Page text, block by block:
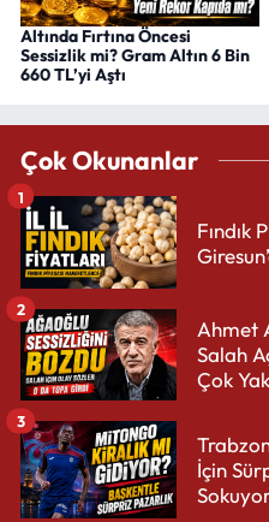
Altında Fırtına Öncesi
Sessizlik mi? Gram Altın 6 Bin
660 TL’yi Aştı
Çok Okunanlar
Fındık
1
Ahmet
Salah
Çok
2
İçin
3